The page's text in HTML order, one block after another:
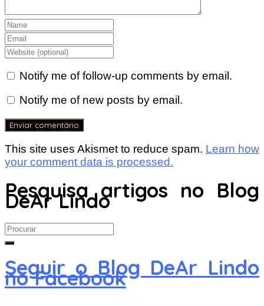
Notify me of follow-up comments by email.
Notify me of new posts by email.
This site uses Akismet to reduce spam. Learn how
your comment data is processed.
Pesquisa artigos no Blog
DeAr Lindo
Search
for:
Seguir o Blog DeAr Lindo
no Facebook